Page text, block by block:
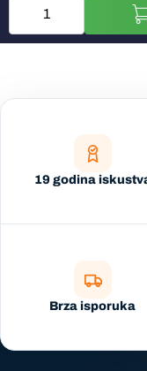
19 godina
Brza isporuka